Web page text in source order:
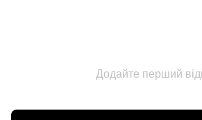
Додайте перший